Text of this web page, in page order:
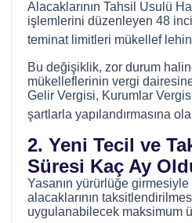
Alacaklarının Tahsil Usulü
işlemlerini düzenleyen 48
teminat limitleri mükellef
Bu değişiklik, zor durum
mükelleflerinin vergi
Gelir Vergisi, Kurumlar
şartlarla yapılandırmasına
2. Yeni Tecil ve
Süresi Kaç Ay
Yasanın yürürlüğe
alacaklarının
uygulanabilecek maksimum